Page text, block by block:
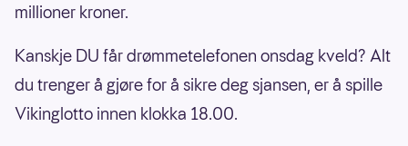
millioner kroner.
Kanskje DU får drømmetelefonen onsdag kveld? Alt
du trenger å gjøre for å sikre deg sjansen, er å spille
Vikinglotto innen klokka 18.00.